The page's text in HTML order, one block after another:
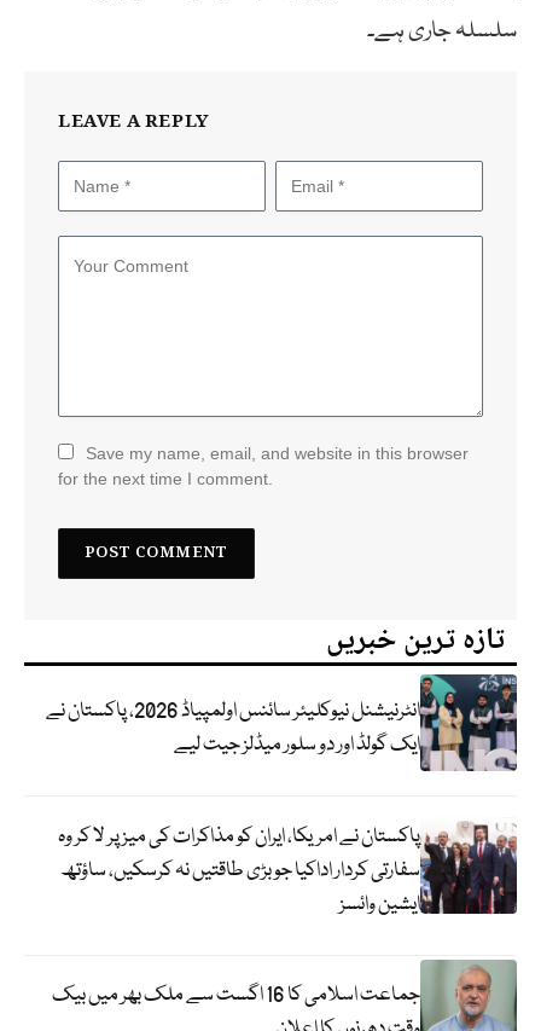
سلسلہ جاری ہے۔
LEAVE A REPLY
Save my name, email, and website in this browser
for the next time I comment.
تازہ ترین خبریں
انٹرنیشنل نیوکلیئر سائنس اولمپیاڈ 2026، پاکستان نے
ایک گولڈ اور دو سلور میڈلز جیت لیے
پاکستان نے امریکا، ایران کو مذاکرات کی میز پر لا کر وہ
سفارتی کردار اداکیا جو بڑی طاقتیں نہ کرسکیں، ساؤتھ
ایشین وائسز
جماعت اسلامی کا 16 اگست سے ملک بھر میں بیک